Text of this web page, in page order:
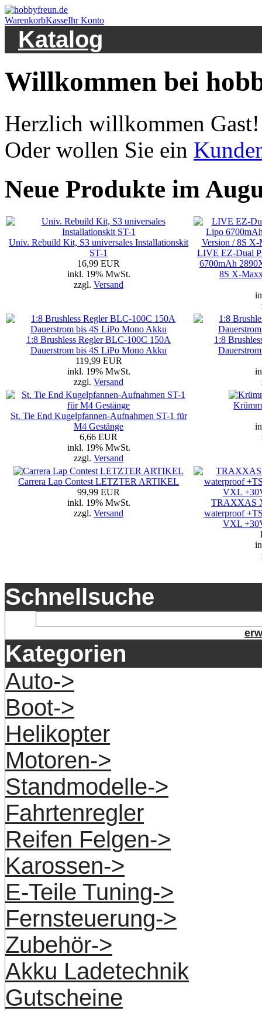
WarenkorbKasseIhr Konto
Katalog
Willkommen bei
Herzlich willkommen Gast!
Oder wollen Sie ein
Neue Produkte im
Univ. Rebuild Kit, S3 universales Installationskit
ST-1
16,99 EUR
inkl. 19% MwSt.
zzgl. Versand
LIVE EZ-Dual
6700mAh
8S X-
1:8 Brushless Regler BLC-100C 150A
Dauerstrom bis 4S LiPo Mono Akku
119,99 EUR
inkl. 19% MwSt.
zzgl. Versand
1:8
St. Tie End Kugelpfannen-Aufnahmen ST-1 für
M4 Gestänge
6,66 EUR
inkl. 19% MwSt.
zzgl. Versand
Carrera Lap Contest LETZTER ARTIKEL
99,99 EUR
inkl. 19% MwSt.
zzgl. Versand
TRAXXAS
waterproof
VXL
Schnellsuche
Kategorien
Auto->
Boot->
Helikopter
Motoren->
Standmodelle->
Fahrtenregler
Reifen Felgen->
Karossen->
E-Teile Tuning->
Fernsteuerung->
Zubehör->
Akku Ladetechnik
Gutscheine